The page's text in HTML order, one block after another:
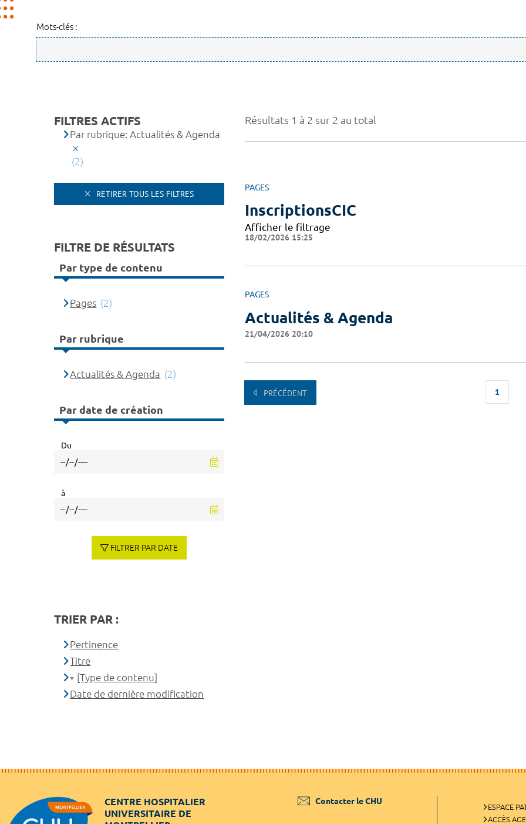
Mots-clés :
Résultats 1 à 2 sur 2 au total
PAGES
InscriptionsCIC
Afficher le filtrage
18/02/2026 15:25
PAGES
Actualités & Agenda
21/04/2026 20:10
PRÉCÉDENT 1
FILTRES ACTIFS
Par rubrique: Actualités & Agenda
(2)
RETIRER TOUS LES FILTRES
FILTRE DE RÉSULTATS
Par type de contenu
Pages (2)
Par rubrique
Actualités & Agenda (2)
Par date de création
Du
à
FILTRER PAR DATE
TRIER PAR :
Pertinence
Titre
[Type de contenu]
Date de dernière modification
CENTRE HOSPITALIER
UNIVERSITAIRE DE
Contacter le CHU
ESPACE
ACCÈS